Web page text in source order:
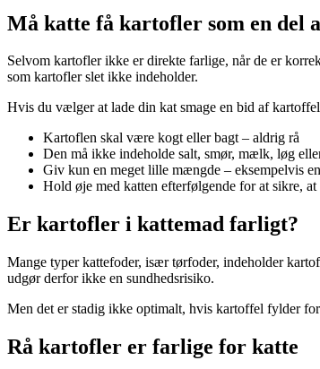
Må katte få kartofler som en del
Selvom kartofler ikke er direkte farlige, når de er
som kartofler slet ikke indeholder.
Hvis du vælger at lade din kat smage en bid af
Kartoflen skal være kogt eller bagt – aldrig rå
Den må ikke indeholde salt, smør, mælk, løg
Giv kun en meget lille mængde – eksempelvis
Hold øje med katten efterfølgende for at sikre,
Er kartofler i kattemad farligt?
Mange typer kattefoder, især tørfoder, indeholder
udgør derfor ikke en sundhedsrisiko.
Men det er stadig ikke optimalt, hvis kartoffel fylder
Rå kartofler er farlige for katte